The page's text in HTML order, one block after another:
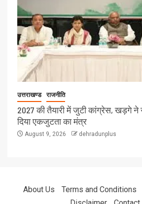
उत्तराखण्ड राजनीति
2027 की तैयारी में जुटी कांग्रेस, खड़गे
दिया एकजुटता का मंत्र
August 9, 2026 dehradunplus
About Us Terms and Conditions